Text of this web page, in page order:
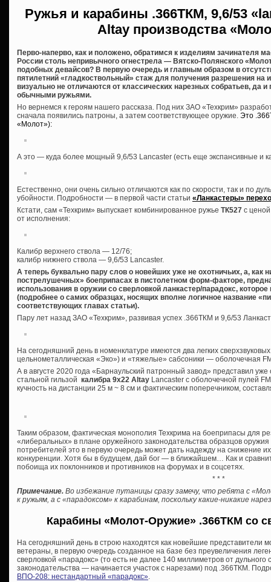
Ружья и карабины .366ТКМ, 9,6/53
Altay производства
Перво-наперво, как и положено, обратимся к изделиям зачинателя
России столь непривычного огнестрела — Вятско-Полянского
подобных девайсов? В первую очередь и главным образом в
пятилетний «гладкоствольный» стаж для получения разрешения на
визуально не отличаются от классических нарезных собратьев, да
обычными ружьями.
Но вернемся к героям нашего рассказа. Под них ЗАО «Техкрим»
сначала появились патроны, а затем соответствующее оружие. Это
«Молот»):
А это — куда более мощный 9,6/53 Lancaster (есть еще экспансивные и
Естественно, они очень сильно отличаются как по скорости, так и по
убойности. Подробности — в первой части статьи «Ланкастеры»
Кстати, сам «Техкрим» выпускает комбинированное ружье ТК527 с
от исполнения:
Калибр верхнего ствола — 12/76;
калибр нижнего ствола — 9,6/53 Lancaster.
А теперь буквально пару слов о новейших уже не охотничьих, а, как
пострелушечных» боеприпасах в пистолетном форм-факторе,
использования в оружии со сверловкой ланкастер/парадокс,
(подробнее о самих образцах, носящих вполне логичное название
соответствующих главах статьи).
Пару лет назад ЗАО «Техкрим», развивая успех .366ТКМ и 9,6/53
На сегодняшний день в номенклатуре имеются два легких
цельнометаллическая «Эко») и «тяжелые» сабсоники — оболочечная
А в августе 2020 года «Барнаульский патронный завод» представил
стальной гильзой калибра 9х22 Altay Lancaster с оболочечной пулей
кучность на дистанции 25 м ~ 8 см и фактическим поперечником,
Таким образом, фактическая монополия Техкрима на боеприпасы для
«либеральных» в плане оружейного законодательства образцов
потребителей это в первую очередь может дать надежду на снижение
конкуренции. Хотя бы в будущем, дай бог — в ближайшем… Как и
побоища их поклонников и противников на форумах и в соцсетях.
* * *
Примечание. Во избежание путаницы сразу замечу, что ребята с
к ружьям, а с «парадоксом» к карабинам, поскольку какие-никакие
Карабины «Молот-Оружие» .366ТКМ со
На сегодняшний день в строю находятся как новейшие представители
ветераны, в первую очередь созданное на базе без преувеличения
сверловкой «парадокс» (то есть не далее 140 миллиметров от
законодательства — начинается участок с нарезами) под .366ТКМ.
ВПО-208: нестандартный «парадокс».